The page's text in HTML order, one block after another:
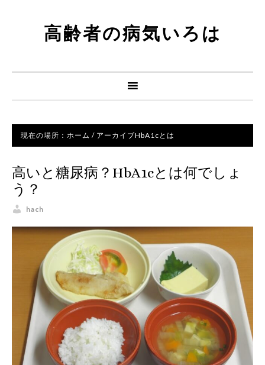
高齢者の病気いろは
現在の場所： ホーム / アーカイブHbA1cとは
高いと糖尿病？HbA1cとは何でしょ
う？
hach